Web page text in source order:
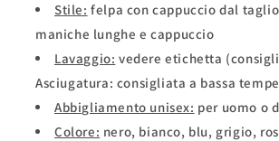
Stile: felpa con cappuccio dal
maniche lunghe e cappuccio
Lavaggio: vedere etichetta
Asciugatura: consigliata a bassa
Abbigliamento unisex: per uomo o
Colore: nero, bianco, blu, grigio,